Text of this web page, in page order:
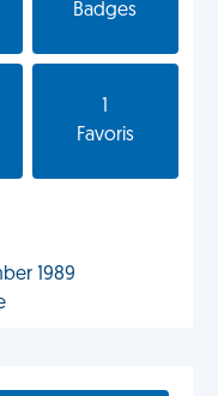
Badges
Favoris
1989